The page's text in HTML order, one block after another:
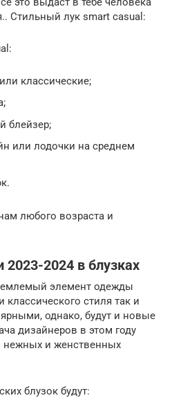
Стильный лук smart casual:
классические;
блейзер;
или лодочки на среднем
любого возраста и
2024 в блузках
элемент одежды
классического стиля так и
однако, будут и новые
дизайнеров в этом году
нежных и женственных
блузок будут: